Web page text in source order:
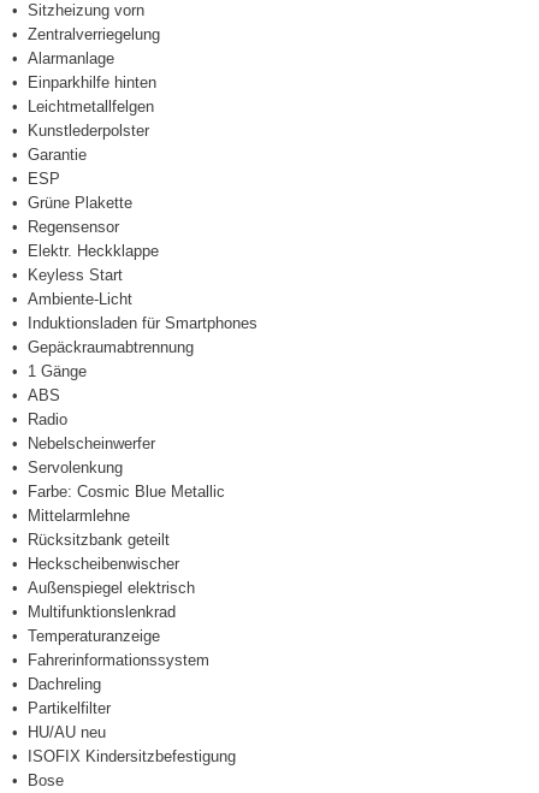
Sitzheizung vorn
Zentralverriegelung
Alarmanlage
Einparkhilfe hinten
Leichtmetallfelgen
Kunstlederpolster
Garantie
ESP
Grüne Plakette
Regensensor
Elektr. Heckklappe
Keyless Start
Ambiente-Licht
Induktionsladen für Smartphones
Gepäckraumabtrennung
1 Gänge
ABS
Radio
Nebelscheinwerfer
Servolenkung
Farbe: Cosmic Blue Metallic
Mittelarmlehne
Rücksitzbank geteilt
Heckscheibenwischer
Außenspiegel elektrisch
Multifunktionslenkrad
Temperaturanzeige
Fahrerinformationssystem
Dachreling
Partikelfilter
HU/AU neu
ISOFIX Kindersitzbefestigung
Bose